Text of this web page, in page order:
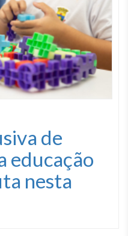
de
educação
nesta